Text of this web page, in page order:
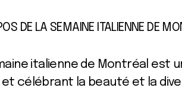
DE LA SEMAINE ITALIENNE DE
italienne de Montréal est
et célébrant la beauté et la